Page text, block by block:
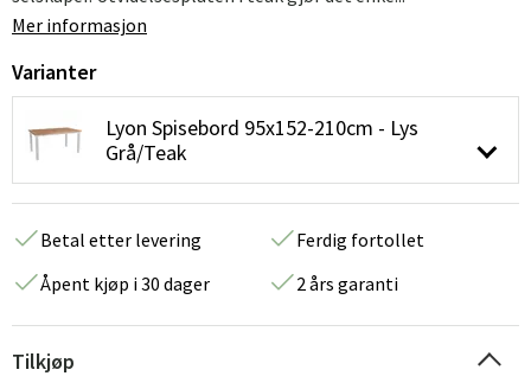
Mer informasjon
Varianter
Lyon Spisebord 95x152-210cm - Lys
Grå/Teak
Betal etter levering
Ferdig fortollet
Åpent kjøp i 30 dager
2 års garanti
Tilkjøp